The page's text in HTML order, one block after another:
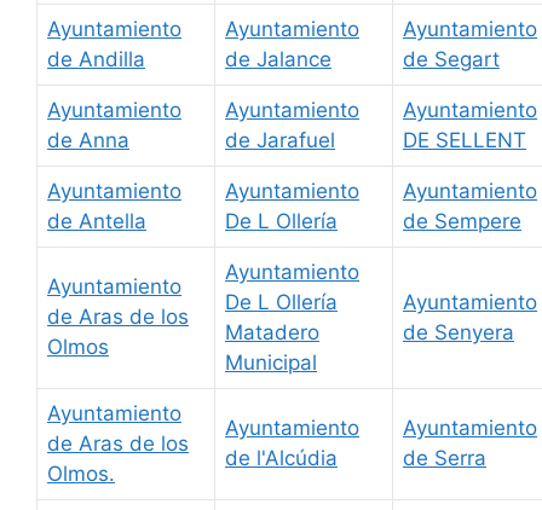
Ayuntamiento
de Andilla
Ayuntamiento
de Jalance
Ayuntamiento
de Segart
Ayuntamiento
de Anna
Ayuntamiento
de Jarafuel
Ayuntamiento
DE SELLENT
Ayuntamiento
de Antella
Ayuntamiento
De L Ollería
Ayuntamiento
de Sempere
Ayuntamiento
de Aras de los
Olmos
Ayuntamiento
De L Ollería
Matadero
Municipal
Ayuntamiento
de Senyera
Ayuntamiento
de Aras de los
Olmos.
Ayuntamiento
de l'Alcúdia
Ayuntamiento
de Serra